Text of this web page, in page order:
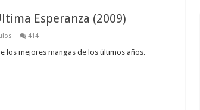
Esperanza (2009)
414
los mejores mangas de los últimos años.